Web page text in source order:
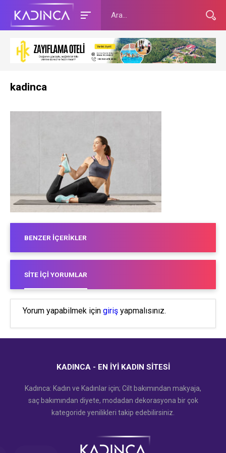
kadinca
BENZER İÇERIKLER
SITE İÇI YORUMLAR
Yorum yapabilmek için giriş yapmalısınız.
KADINCA - EN İYI KADIN SITESI
Kadınca: Kadın ve Kadınlar için; Cilt bakımından makyaja,
saç bakımından diyete, modadan dekorasyona bir çok
kategoride yenilikleri takip edebilirsiniz.